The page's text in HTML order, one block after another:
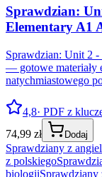
Sprawdzian:
Elementary A1
Sprawdzian: Unit 2
— gotowe materiały
natychmiastowego
4,8· PDF z
74,99 zł
Dodaj
Sprawdziany z
z polskiego
biologiiSprawdziany